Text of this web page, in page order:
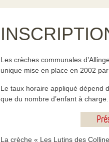
Les crèches communales
unique mise en place en 2002
Le taux horaire appliqué dépend
que du nombre d’enfant à charge.
La crèche « Les Lutins des